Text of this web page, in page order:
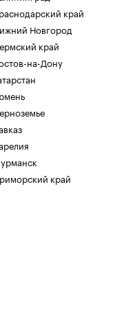
край
Новгород
край
на-Дону
край